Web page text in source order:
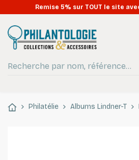
Remise 5% sur TOUT le site
Philatélie Albums Lindner-T